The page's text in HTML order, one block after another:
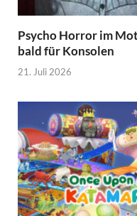
Psycho Horror im
bald für Konsolen
21. Juli 2026